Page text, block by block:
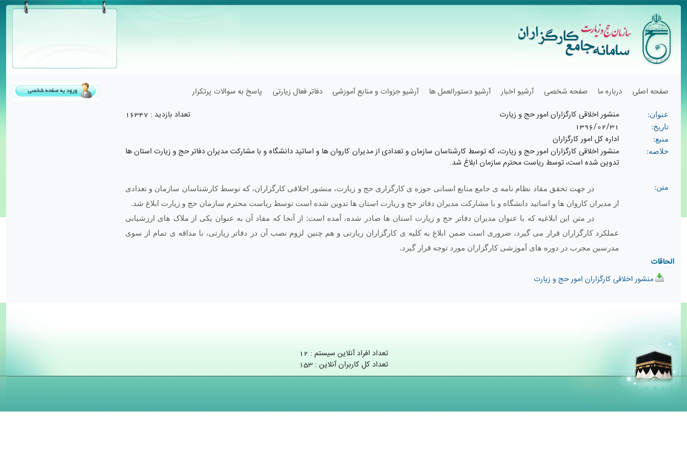
صفحه اصلی درباره ما صفحه شخصی آرشیو اخبار آرشیو دستورالعمل ها آرشیو جزوات و منابع آموزشی دفاتر فعال زیارتی پاسخ به سوالات پرتکرار
عنوان: تعداد بازدید : 16347 منشور اخلاقی کارگزاران امور حج و زیارت
تاریخ: 1396/02/31
منبع: اداره کل امور کارگزاران
خلاصه:
منشور اخلاقی کارگزاران امور حج و زیارت، که توسط کارشناسان سازمان و تعدادی از مدیران کاروان ­ها و اساتید دانشگاه و با مشارکت مدیران دفاتر حج و زیارت استان ­ها
تدوین شده است، توسط ریاست محترم سازمان ابلاغ شد.
متن:
در جهت تحقق مفاد نظام نامه ­ی جامع منابع انسانی حوزه ­ی کارگزاری حج و زیارت، منشور اخلاقی کارگزاران، که توسط کارشناسان سازمان و تعدادی
از مدیران کاروان ­ها و اساتید دانشگاه و با مشارکت مدیران دفاتر حج و زیارت استان ­ها تدوین شده است توسط ریاست محترم سازمان حج و زیارت ابلاغ شد.
در متن این ابلاغیه که با عنوان مدیران دفاتر حج و زیارت استان ها صادر شده، آمده است: از آنجا که مفاد آن به­ عنوان یکی از ملاک ­های ارزشیابی
عملکرد کارگزاران قرار می گیرد، ضروری است ضمن ابلاغ به کلیه ی کارگزاران زیارتی و هم ­چنین لزوم نصب آن در دفاتر زیارتی، با مداقه­ ی تمام از سوی
مدرسین مجرب در دوره های آموزشی کارگزاران مورد توجه قرار گیرد.
الحاقات
منشور اخلاقی کارگزاران امور حج و زیارت
تعداد افراد آنلاین سیستم : 12
تعداد کل کاربران آنلاین : 153